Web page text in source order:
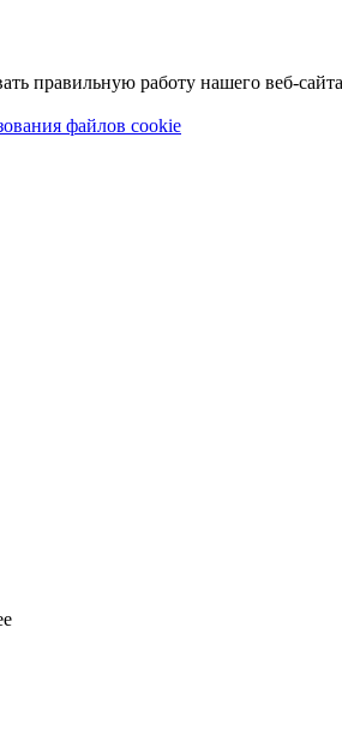
правильную работу нашего веб-
файлов cookie